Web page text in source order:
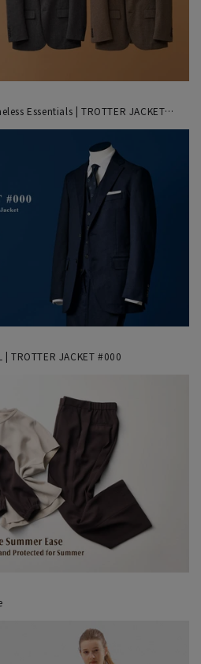
Essentials | TROTTER JACKET
| TROTTER JACKET #000